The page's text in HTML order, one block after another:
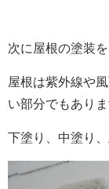
次に屋根の塗装を
屋根は紫外線や
い部分でもありま
下塗り、中塗り